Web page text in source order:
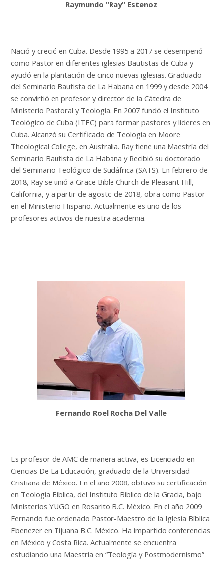
Raymundo "Ray" Estenoz
Nació y creció en Cuba. Desde 1995 a 2017 se desempeñó
como Pastor en diferentes iglesias Bautistas de Cuba y
ayudó en la plantación de cinco nuevas iglesias. Graduado
del Seminario Bautista de La Habana en 1999 y desde 2004
se convirtió en profesor y director de la Cátedra de
Ministerio Pastoral y Teología. En 2007 fundó el Instituto
Teológico de Cuba (ITEC) para formar pastores y líderes en
Cuba. Alcanzó su Certificado de Teología en Moore
Theological College, en Australia. Ray tiene una Maestría del
Seminario Bautista de La Habana y Recibió su doctorado
del Seminario Teológico de Sudáfrica (SATS). En febrero de
2018, Ray se unió a Grace Bible Church de Pleasant Hill,
California, y a partir de agosto de 2018, obra como Pastor
en el Ministerio Hispano. Actualmente es uno de los
profesores activos de nuestra academia.
Fernando Roel Rocha Del Valle
Es profesor de AMC de manera activa, es Licenciado en
Ciencias De La Educación, graduado de la Universidad
Cristiana de México. En el año 2008, obtuvo su certificación
en Teología Bíblica, del Instituto Bíblico de la Gracia, bajo
Ministerios YUGO en Rosarito B.C. México. En el año 2009
Fernando fue ordenado Pastor-Maestro de la Iglesia Bíblica
Ebenezer en Tijuana B.C. México. Ha impartido conferencias
en México y Costa Rica. Actualmente se encuentra
estudiando una Maestría en “Teología y Postmodernismo”